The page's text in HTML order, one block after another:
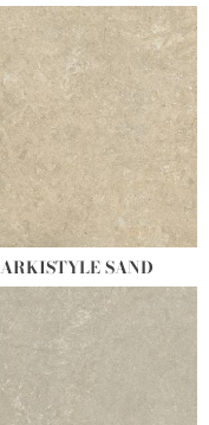
ARKISTYLE SAND